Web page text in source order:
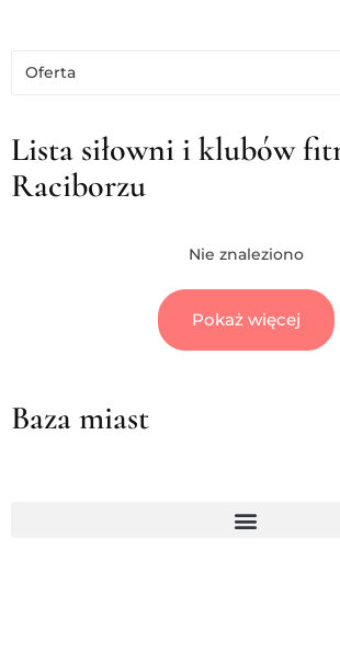
Oferta
Lista siłowni i klubów
Raciborzu
Nie znaleziono
Pokaż więcej
Baza miast